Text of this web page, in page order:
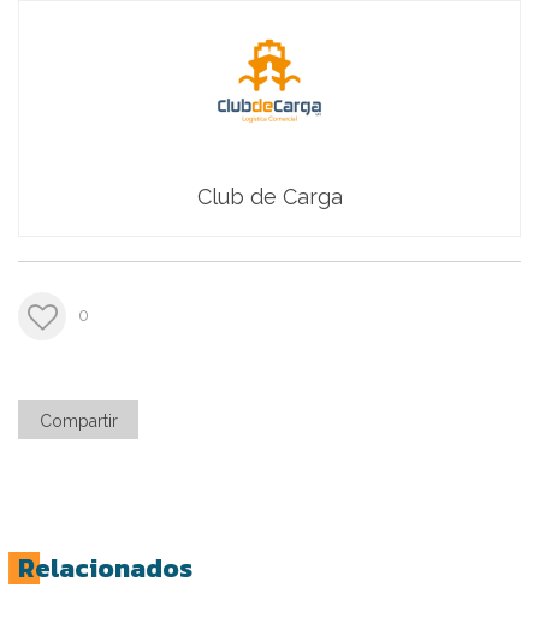
Club de Carga
0
Compartir
Relacionados